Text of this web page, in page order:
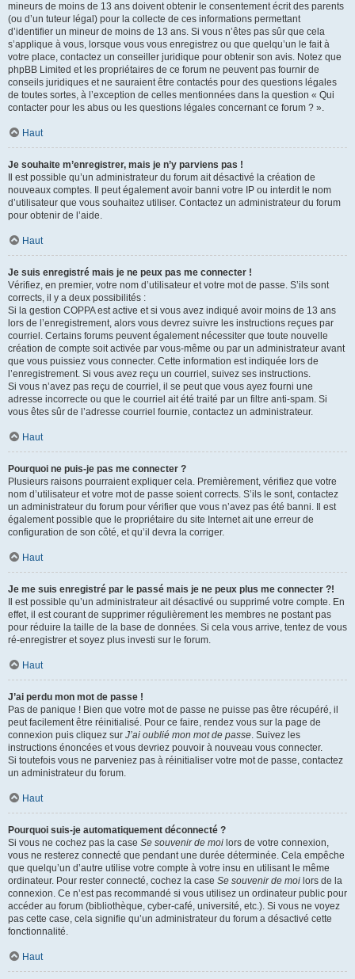
mineurs de moins de 13 ans doivent obtenir le consentement écrit des parents
(ou d’un tuteur légal) pour la collecte de ces informations permettant
d’identifier un mineur de moins de 13 ans. Si vous n’êtes pas sûr que cela
s’applique à vous, lorsque vous vous enregistrez ou que quelqu’un le fait à
votre place, contactez un conseiller juridique pour obtenir son avis. Notez que
phpBB Limited et les propriétaires de ce forum ne peuvent pas fournir de
conseils juridiques et ne sauraient être contactés pour des questions légales
de toutes sortes, à l’exception de celles mentionnées dans la question « Qui
contacter pour les abus ou les questions légales concernant ce forum ? ».
Haut
Je souhaite m’enregistrer, mais je n’y parviens pas !
Il est possible qu’un administrateur du forum ait désactivé la création de
nouveaux comptes. Il peut également avoir banni votre IP ou interdit le nom
d’utilisateur que vous souhaitez utiliser. Contactez un administrateur du forum
pour obtenir de l’aide.
Haut
Je suis enregistré mais je ne peux pas me connecter !
Vérifiez, en premier, votre nom d’utilisateur et votre mot de passe. S’ils sont
corrects, il y a deux possibilités :
Si la gestion COPPA est active et si vous avez indiqué avoir moins de 13 ans
lors de l’enregistrement, alors vous devrez suivre les instructions reçues par
courriel. Certains forums peuvent également nécessiter que toute nouvelle
création de compte soit activée par vous-même ou par un administrateur avant
que vous puissiez vous connecter. Cette information est indiquée lors de
l’enregistrement. Si vous avez reçu un courriel, suivez ses instructions.
Si vous n’avez pas reçu de courriel, il se peut que vous ayez fourni une
adresse incorrecte ou que le courriel ait été traité par un filtre anti-spam. Si
vous êtes sûr de l’adresse courriel fournie, contactez un administrateur.
Haut
Pourquoi ne puis-je pas me connecter ?
Plusieurs raisons pourraient expliquer cela. Premièrement, vérifiez que votre
nom d’utilisateur et votre mot de passe soient corrects. S’ils le sont, contactez
un administrateur du forum pour vérifier que vous n’avez pas été banni. Il est
également possible que le propriétaire du site Internet ait une erreur de
configuration de son côté, et qu’il devra la corriger.
Haut
Je me suis enregistré par le passé mais je ne peux plus me connecter ?!
Il est possible qu’un administrateur ait désactivé ou supprimé votre compte. En
effet, il est courant de supprimer régulièrement les membres ne postant pas
pour réduire la taille de la base de données. Si cela vous arrive, tentez de vous
ré-enregistrer et soyez plus investi sur le forum.
Haut
J’ai perdu mon mot de passe !
Pas de panique ! Bien que votre mot de passe ne puisse pas être récupéré, il
peut facilement être réinitialisé. Pour ce faire, rendez vous sur la page de
connexion puis cliquez sur J’ai oublié mon mot de passe. Suivez les
instructions énoncées et vous devriez pouvoir à nouveau vous connecter.
Si toutefois vous ne parveniez pas à réinitialiser votre mot de passe, contactez
un administrateur du forum.
Haut
Pourquoi suis-je automatiquement déconnecté ?
Si vous ne cochez pas la case Se souvenir de moi lors de votre connexion,
vous ne resterez connecté que pendant une durée déterminée. Cela empêche
que quelqu’un d’autre utilise votre compte à votre insu en utilisant le même
ordinateur. Pour rester connecté, cochez la case Se souvenir de moi lors de la
connexion. Ce n’est pas recommandé si vous utilisez un ordinateur public pour
accéder au forum (bibliothèque, cyber-café, université, etc.). Si vous ne voyez
pas cette case, cela signifie qu’un administrateur du forum a désactivé cette
fonctionnalité.
Haut